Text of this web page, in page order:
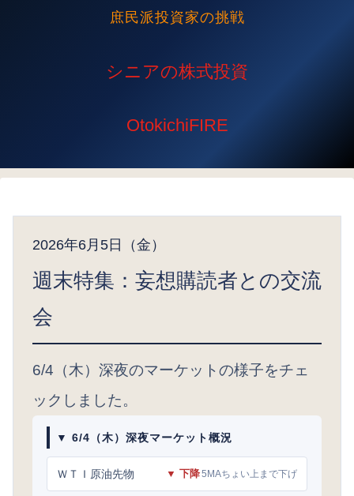
庶民派投資家の挑戦
2026年6月5日（金）
週末特集：妄想購読者との交流
会
6/4（木）深夜のマーケットの様子をチェ
ックしました。
▼ 6/4（木）深夜マーケット概況
ＷＴＩ原油先物 ▼ 下降5MAちょい上まで下げ